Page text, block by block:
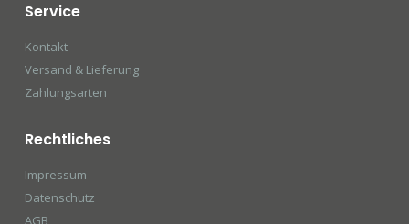
Service
Kontakt
Versand & Lieferung
Zahlungsarten
Rechtliches
Impressum
Datenschutz
AGB